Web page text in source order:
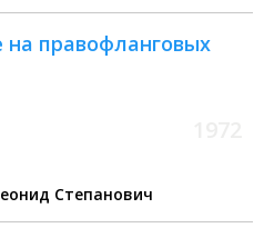
на правофланговых
Степанович